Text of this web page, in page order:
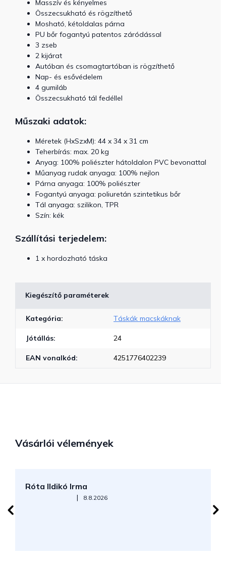
Masszív és kényelmes
Összecsukható és rögzíthető
Mosható, kétoldalas párna
PU bőr fogantyú patentos záródással
3 zseb
2 kijárat
Autóban és csomagtartóban is rögzíthető
Nap- és esővédelem
4 gumiláb
Összecsukható tál fedéllel
Műszaki adatok:
Méretek (HxSzxM): 44 x 34 x 31 cm
Teherbírás: max. 20 kg
Anyag: 100% poliészter hátoldalon PVC bevonattal
Műanyag rudak anyaga: 100% nejlon
Párna anyaga: 100% poliészter
Fogantyú anyaga: poliuretán szintetikus bőr
Tál anyaga: szilikon, TPR
Szín: kék
Szállítási terjedelem:
1 x hordozható táska
Kiegészítő paraméterek
Kategória: Táskák macskáknak
Jótállás: 24
EAN vonalkód: 4251776402239
Vásárlói vélemények
Róta Ildikó Irma
Az áruház értékelése 5-ből 5 csillag.
| 8.8.2026